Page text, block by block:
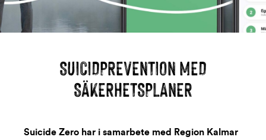
SUICIDPREVENTION MED
SÄKERHETSPLANER
Suicide Zero har i samarbete med Region Kalmar